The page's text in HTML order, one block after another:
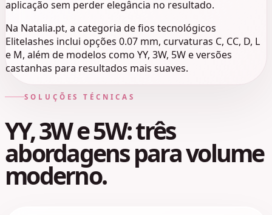
aplicação sem perder elegância no resultado.
Na Natalia.pt, a categoria de fios tecnológicos
Elitelashes inclui opções 0.07 mm, curvaturas C, CC, D, L
e M, além de modelos como YY, 3W, 5W e versões
castanhas para resultados mais suaves.
SOLUÇÕES TÉCNICAS
YY, 3W e 5W: três
abordagens para volume
moderno.